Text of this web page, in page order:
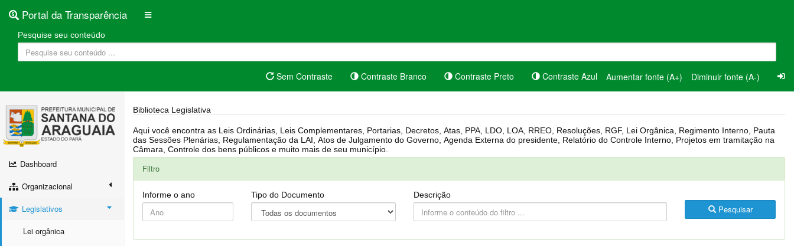
Portal da Transparência
Pesquise seu conteúdo
Sem Contraste Contraste Branco Contraste Preto Contraste Azul Aumentar fonte (A+) Diminuir fonte (A-)
Dashboard
Organizacional
Legislativos
Lei orgânica
Biblioteca Legislativa
Aqui você encontra as Leis Ordinárias, Leis Complementares, Portarias, Decretos, Atas, PPA, LDO, LOA, RREO, Resoluções, RGF, Lei Orgânica, Regimento Interno, Pauta
das Sessões Plenárias, Regulamentação da LAI, Atos de Julgamento do Governo, Agenda Externa do presidente, Relatório do Controle Interno, Projetos em tramitação na
Câmara, Controle dos bens públicos e muito mais de seu município.
Filtro
Informe o ano Tipo do Documento Descrição
Pesquisar